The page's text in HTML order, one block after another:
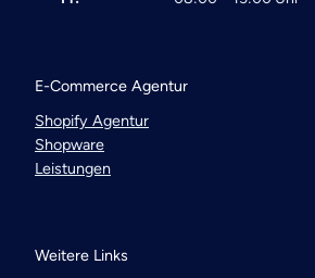
E-Commerce Agentur
Shopify Agentur
Shopware
Leistungen
Weitere Links